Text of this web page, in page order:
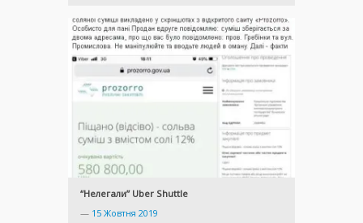
“Нелегали” Uber Shuttle
— 15 Жовтня 2019